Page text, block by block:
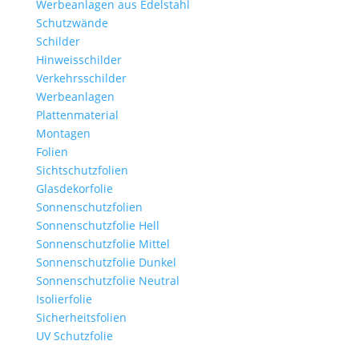
Werbeanlagen aus Edelstahl
Schutzwände
Schilder
Hinweisschilder
Verkehrsschilder
Werbeanlagen
Plattenmaterial
Montagen
Folien
Sichtschutzfolien
Glasdekorfolie
Sonnenschutzfolien
Sonnenschutzfolie Hell
Sonnenschutzfolie Mittel
Sonnenschutzfolie Dunkel
Sonnenschutzfolie Neutral
Isolierfolie
Sicherheitsfolien
UV Schutzfolie